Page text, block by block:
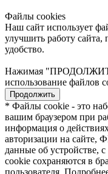
Файлы cookies
Наш сайт использует
улучшить работу сайта,
удобство.
Нажимая
использование файлов
Продолжить
* Файлы cookie - это
вашим браузером при
информация о
авторизации на сайте,
данные об устройстве,
cookie сохраняются в
пользователя.